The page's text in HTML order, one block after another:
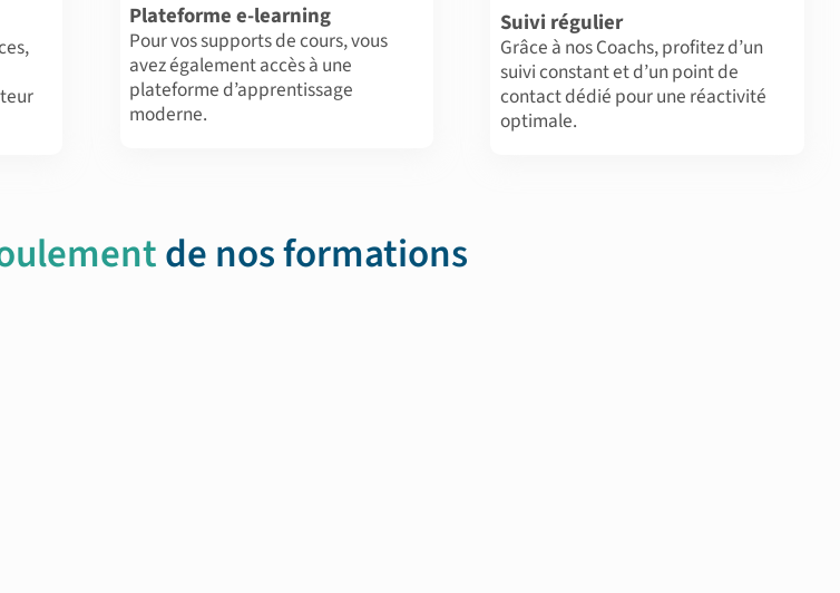
Plateforme e-learning
Pour vos supports de cours, vous
avez également accès à une
plateforme d’apprentissage
moderne.
Suivi régulier
Grâce à nos Coachs, profitez d’un
suivi constant et d’un point de
contact dédié pour une réactivité
optimale.
de nos formations